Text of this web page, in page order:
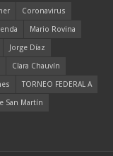
Coronavirus
Mario Rovina
Jorge Díaz
Clara Chauvín
TORNEO FEDERAL A
San Martín